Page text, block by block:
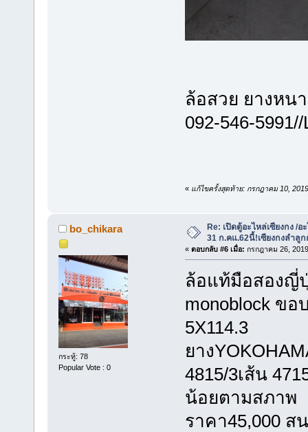
ล้อสวย ยาง
092-546-
« แก้ไขครั้งสุดท้าย: กรกฎาคม 10,
bo_chikara
กระทู้: 78
Popular Vote : 0
Re: เปิดตู้อะไหล่เซียงกง /
31 ก.คแ.62นี้!เซียงกงลำลูก
« ตอบกลับ #6 เมื่อ: กรกฎาคม 26,
ล้อแท้มือสองญี่ปุ่
monoblock ขอ
ยาง
4815/3เส้น
น้อยตาม
ราคา45,000 ส